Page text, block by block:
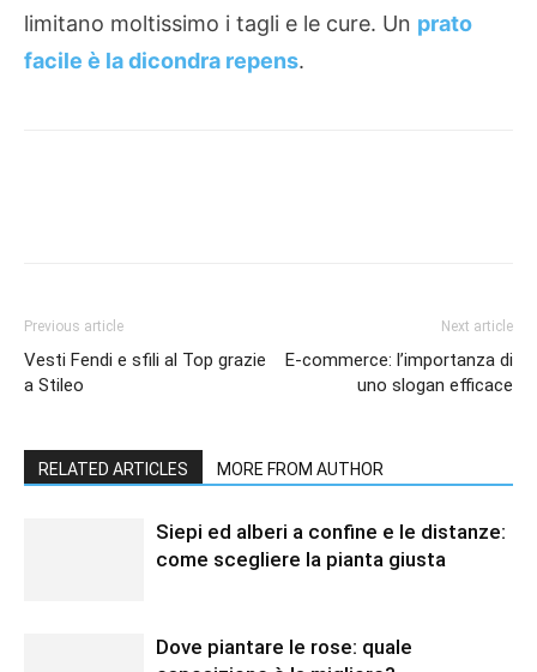
limitano moltissimo i tagli e le cure. Un prato
facile è la dicondra repens.
Previous article
Vesti Fendi e sfili al Top grazie
a Stileo
Next article
E-commerce: l’importanza di
uno slogan efficace
RELATED ARTICLES MORE FROM AUTHOR
Siepi ed alberi a confine e le distanze:
come scegliere la pianta giusta
Dove piantare le rose: quale